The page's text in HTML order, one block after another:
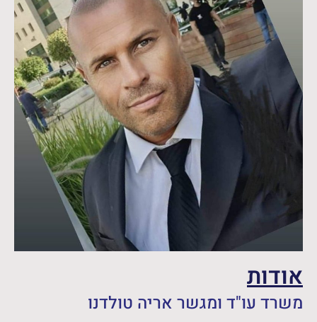
אודות
משרד עו"ד ומגשר אריה טולדנו